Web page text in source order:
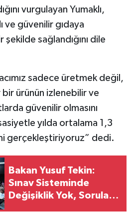
vurgulayan Yumaklı,
ve güvenilir gıdaya
şekilde sağlandığını dile
sadece üretmek değil,
ürünün izlenebilir ve
güvenilir olmasını
yılda ortalama 1,3
gerçekleştiriyoruz” dedi.
Bakan Yusuf Tekin:
Sınav Sisteminde
Değişiklik Yok, Sorular